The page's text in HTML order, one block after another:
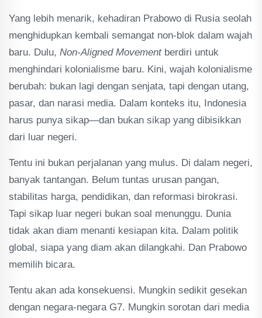
Yang lebih menarik, kehadiran Prabowo di Rusia seolah
menghidupkan kembali semangat non-blok dalam wajah
baru. Dulu, Non-Aligned Movement berdiri untuk
menghindari kolonialisme baru. Kini, wajah kolonialisme
berubah: bukan lagi dengan senjata, tapi dengan utang,
pasar, dan narasi media. Dalam konteks itu, Indonesia
harus punya sikap—dan bukan sikap yang dibisikkan
dari luar negeri.
Tentu ini bukan perjalanan yang mulus. Di dalam negeri,
banyak tantangan. Belum tuntas urusan pangan,
stabilitas harga, pendidikan, dan reformasi birokrasi.
Tapi sikap luar negeri bukan soal menunggu. Dunia
tidak akan diam menanti kesiapan kita. Dalam politik
global, siapa yang diam akan dilangkahi. Dan Prabowo
memilih bicara.
Tentu akan ada konsekuensi. Mungkin sedikit gesekan
dengan negara-negara G7. Mungkin sorotan dari media